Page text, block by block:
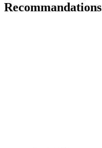
Recommandations